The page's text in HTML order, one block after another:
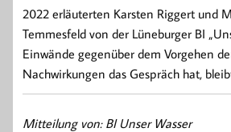
2022 erläuterten Karsten Riggert und
Temmesfeld von der Lüneburger BI
Einwände gegenüber dem Vorgehen
Nachwirkungen das Gespräch hat,
Mitteilung von: BI Unser Wasser